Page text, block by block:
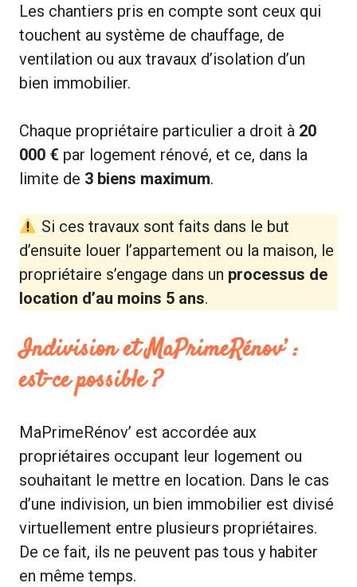
Les chantiers pris en compte sont ceux qui
touchent au système de chauffage, de
ventilation ou aux travaux d’isolation d’un
bien immobilier.
Chaque propriétaire particulier a droit à 20
000 € par logement rénové, et ce, dans la
limite de 3 biens maximum.
Si ces travaux sont faits dans le but
d’ensuite louer l’appartement ou la maison, le
propriétaire s’engage dans un processus de
location d’au moins 5 ans.
Indivision et MaPrimeRénov’ :
est-ce possible ?
MaPrimeRénov’ est accordée aux
propriétaires occupant leur logement ou
souhaitant le mettre en location. Dans le cas
d’une indivision, un bien immobilier est divisé
virtuellement entre plusieurs propriétaires.
De ce fait, ils ne peuvent pas tous y habiter
en même temps.